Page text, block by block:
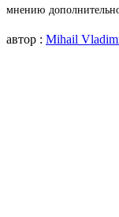
мнению
автор : Mihail